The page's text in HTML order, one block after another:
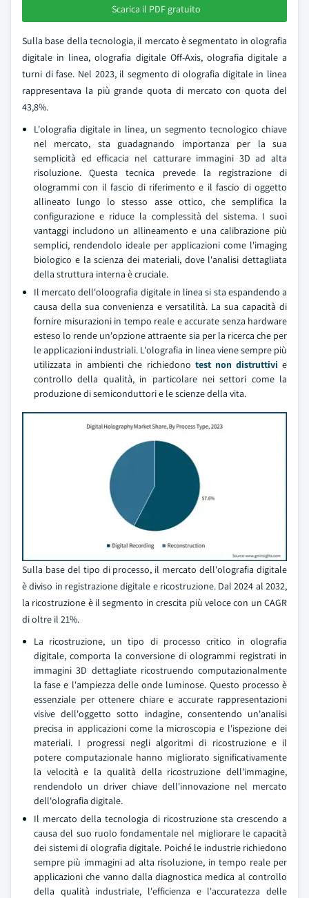
Scarica il PDF gratuito
Sulla base della tecnologia, il mercato è segmentato in olografia
digitale in linea, olografia digitale Off-Axis, olografia digitale a
turni di fase. Nel 2023, il segmento di olografia digitale in linea
rappresentava la più grande quota di mercato con quota del
43,8%.
L'olografia digitale in linea, un segmento tecnologico chiave
nel mercato, sta guadagnando importanza per la sua
semplicità ed efficacia nel catturare immagini 3D ad alta
risoluzione. Questa tecnica prevede la registrazione di
ologrammi con il fascio di riferimento e il fascio di oggetto
allineato lungo lo stesso asse ottico, che semplifica la
configurazione e riduce la complessità del sistema. I suoi
vantaggi includono un allineamento e una calibrazione più
semplici, rendendolo ideale per applicazioni come l'imaging
biologico e la scienza dei materiali, dove l'analisi dettagliata
della struttura interna è cruciale.
Il mercato dell'oloografia digitale in linea si sta espandendo a
causa della sua convenienza e versatilità. La sua capacità di
fornire misurazioni in tempo reale e accurate senza hardware
esteso lo rende un'opzione attraente sia per la ricerca che per
le applicazioni industriali. L'olografia in linea viene sempre più
utilizzata in ambienti che richiedono test non distruttivi e
controllo della qualità, in particolare nei settori come la
produzione di semiconduttori e le scienze della vita.
Sulla base del tipo di processo, il mercato dell'olografia digitale
è diviso in registrazione digitale e ricostruzione. Dal 2024 al 2032,
la ricostruzione è il segmento in crescita più veloce con un CAGR
di oltre il 21%.
La ricostruzione, un tipo di processo critico in olografia
digitale, comporta la conversione di ologrammi registrati in
immagini 3D dettagliate ricostruendo computazionalmente
la fase e l'ampiezza delle onde luminose. Questo processo è
essenziale per ottenere chiare e accurate rappresentazioni
visive dell'oggetto sotto indagine, consentendo un'analisi
precisa in applicazioni come la microscopia e l'ispezione dei
materiali. I progressi negli algoritmi di ricostruzione e il
potere computazionale hanno migliorato significativamente
la velocità e la qualità della ricostruzione dell'immagine,
rendendolo un driver chiave dell'innovazione nel mercato
dell'olografia digitale.
Il mercato della tecnologia di ricostruzione sta crescendo a
causa del suo ruolo fondamentale nel migliorare le capacità
dei sistemi di olografia digitale. Poiché le industrie richiedono
sempre più immagini ad alta risoluzione, in tempo reale per
applicazioni che vanno dalla diagnostica medica al controllo
della qualità industriale, l'efficienza e l'accuratezza delle